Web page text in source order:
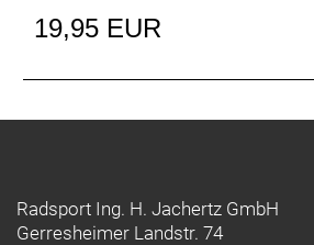
19,95 EUR
Radsport Ing. H. Jachertz GmbH
Gerresheimer Landstr. 74